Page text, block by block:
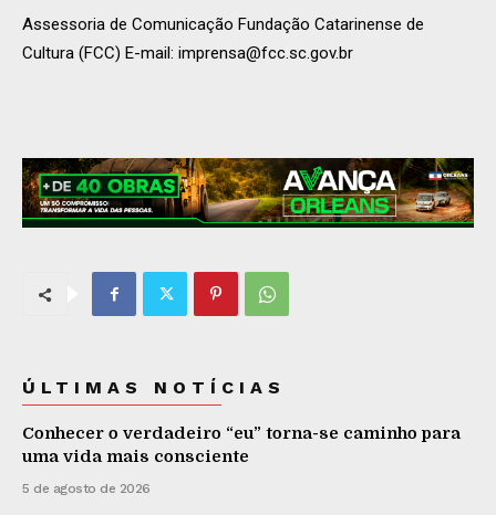
Assessoria de Comunicação Fundação Catarinense de
Cultura (FCC) E-mail: imprensa@fcc.sc.gov.br
ÚLTIMAS NOTÍCIAS
Conhecer o verdadeiro “eu” torna-se caminho para
uma vida mais consciente
5 de agosto de 2026